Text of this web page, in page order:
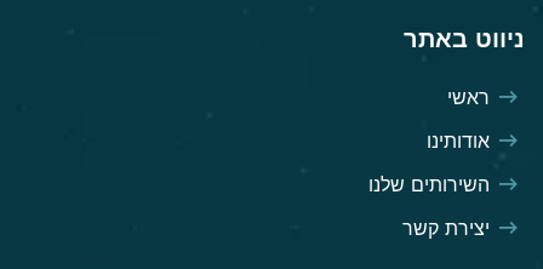
ניווט באתר
ראשי
אודותינו
השירותים שלנו
יצירת קשר